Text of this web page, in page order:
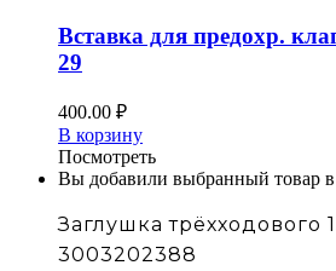
Вставка для предохр.
29
400.00 ₽
В корзину
Посмотреть
Вы добавили выбранный товар в
Заглушка трёхходового
3003202388